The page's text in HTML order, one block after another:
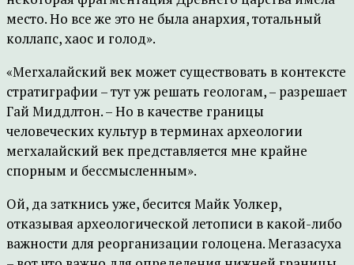
место. Но все же это не была анархия, тотальный
коллапс, хаос и голод».
«Мегхалайский век может существовать в контексте
стратиграфии – тут уж решать геологам, – разрешает
Гай Миддлтон. – Но в качестве границы
человеческих культур в терминах археологии
мегхалайский век представляется мне крайне
спорным и бессмысленным».
Ой, да заткнись уже, бесится Майк Уолкер,
отказывая археологической летописи в какой-либо
важности для реорганизации голоцена. Мегазасуха